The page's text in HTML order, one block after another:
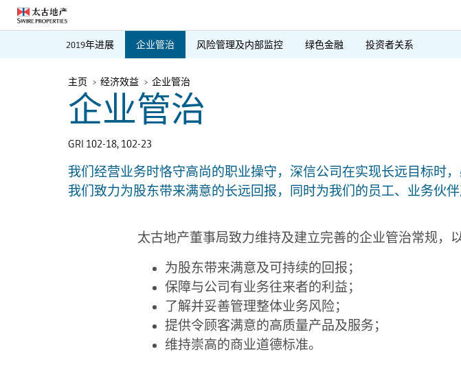
2019年进展 企业管治 风险管理及内部监控 绿色金融 投资者关系
主页 经济效益 企业管治
企业管治
GRI 102-18, 102-23
我们经营业务时恪守高尚的职业操守，深信公司在实现长远目标时
我们致力为股东带来满意的长远回报，同时为我们的员工、业务伙
太古地产董事局致力维持及建立完善的企业管治常规，以
为股东带来满意及可持续的回报；
保障与公司有业务往来者的利益；
了解并妥善管理整体业务风险；
提供令顾客满意的高质量产品及服务；
维持崇高的商业道德标准。